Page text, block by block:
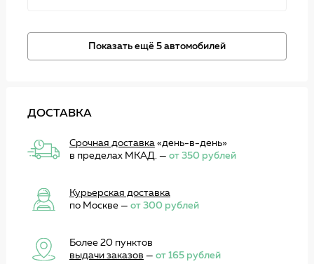
Показать ещё 5 автомобилей
ДОСТАВКА
Срочная доставка«день-в-день»
в пределах МКАД. — от 350 рублей
Курьерская доставка
по Москве — от 300 рублей
Более 20 пунктов
выдачи заказов — от 165 рублей